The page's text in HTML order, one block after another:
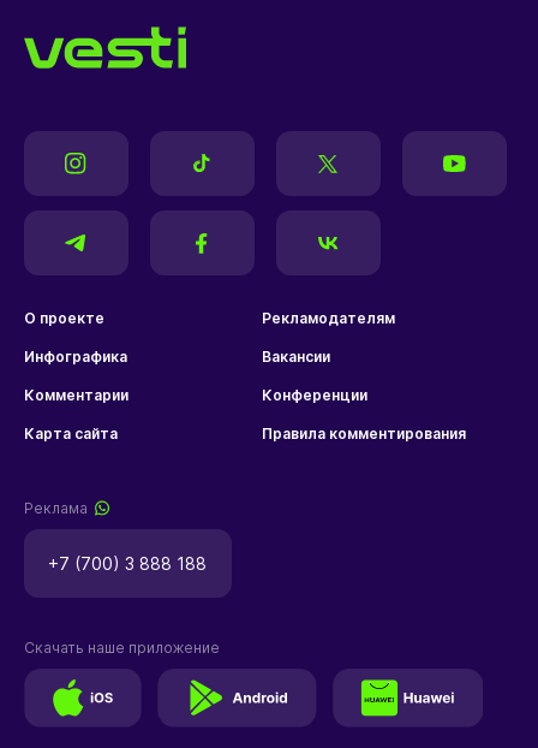
О проекте Рекламодателям
Инфографика Вакансии
Комментарии Конференции
Карта сайта Правила комментирования
Реклама
+7 (700) 3 888 188
Скачать наше приложение